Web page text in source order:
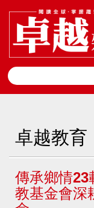
卓越教育
傳承鄉情
教基金會深